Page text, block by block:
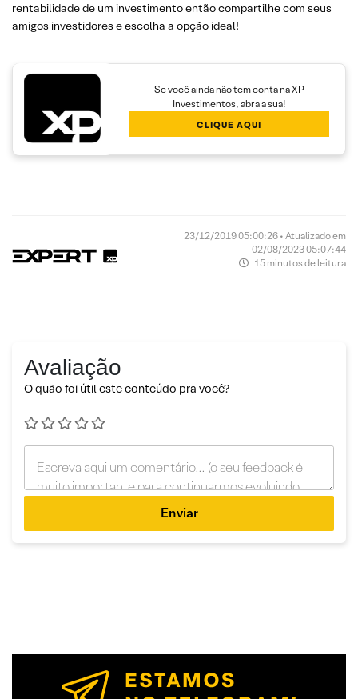
rentabilidade de um investimento então compartilhe com seus
amigos investidores e escolha a opção ideal!
Se você ainda não tem conta na XP
Investimentos, abra a sua!
CLIQUE AQUI
23/12/2019 05:00:26 • Atualizado em
02/08/2023 05:07:44
15 minutos de leitura
Avaliação
O quão foi útil este conteúdo pra você?
Enviar